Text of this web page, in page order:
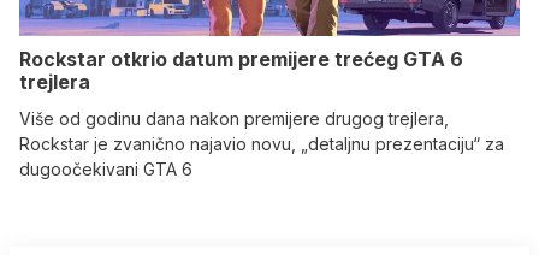
Rockstar otkrio datum premijere trećeg GTA 6
trejlera
Više od godinu dana nakon premijere drugog trejlera,
Rockstar je zvanično najavio novu, „detaljnu prezentaciju“ za
dugoočekivani GTA 6